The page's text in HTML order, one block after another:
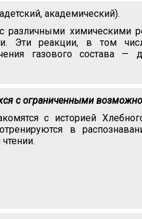
академический).
различными химическими
Эти реакции, в том
газового состава —
с ограниченными
с историей
в